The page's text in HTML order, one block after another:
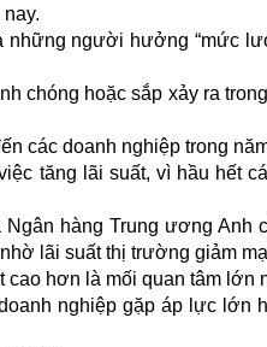
người hưởng “mức
chóng hoặc sắp xảy ra
các doanh nghiệp trong
tăng lãi suất, vì hầu hết
hàng Trung ương Anh
lãi suất thị trường giảm
hơn là mối quan tâm lớn
nghiệp gặp áp lực lớn